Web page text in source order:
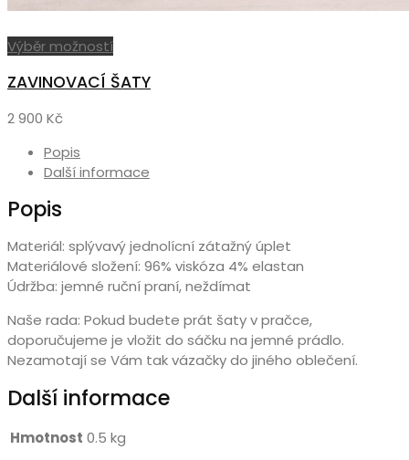
Výběr možnostíTento
má
lze
vybrat
produktu
ZAVINOVACÍ ŠATY
2 900 Kč
Popis
Další informace
Popis
Materiál: splývavý jednolícní zátažný úplet
Materiálové složení: 96% viskóza 4% elastan
Údržba: jemné ruční praní, neždímat
Naše rada: Pokud budete prát šaty v pračce,
doporučujeme je vložit do sáčku na jemné prádlo.
Nezamotají se Vám tak vázačky do jiného oblečení.
Další informace
Hmotnost 0.5 kg